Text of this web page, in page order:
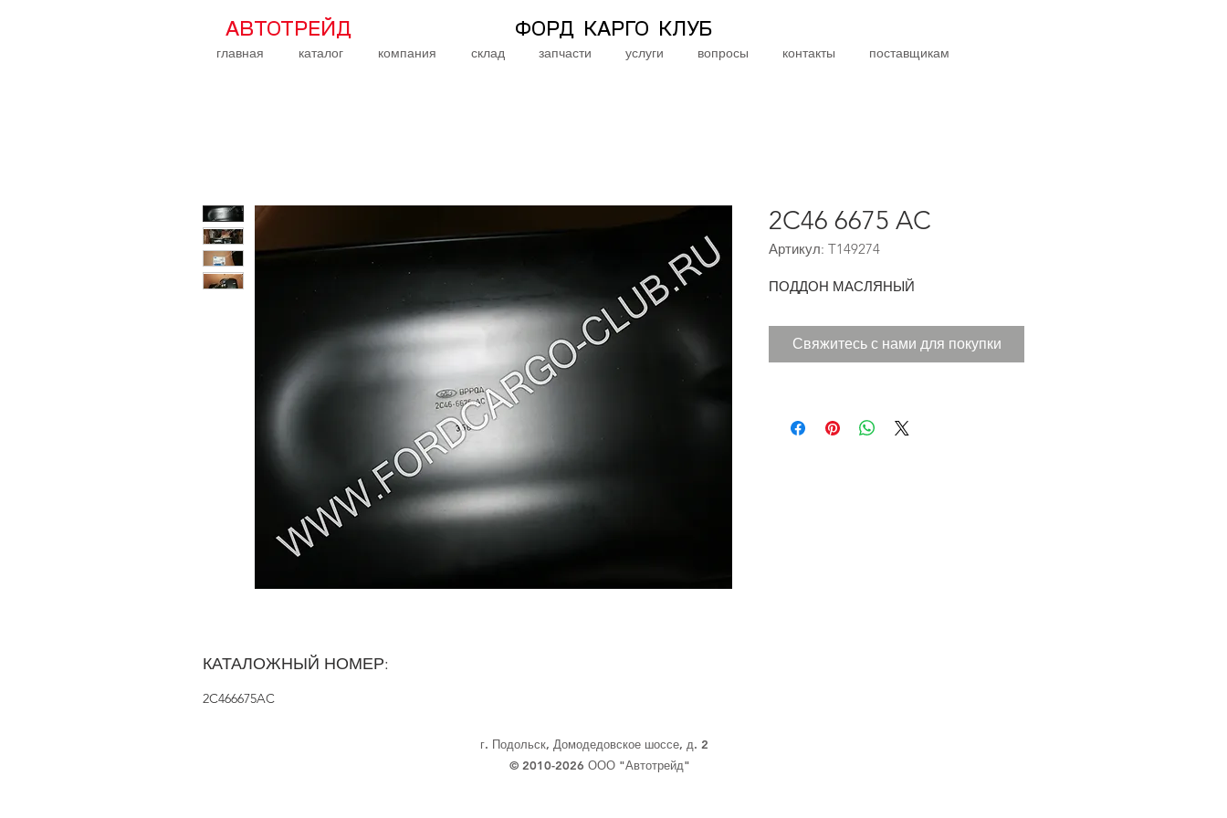
АВТОТРЕЙД ФОРД КАРГО КЛУБ
главная каталог компания склад запчасти услуги вопросы контакты поставщикам
2C46 6675 AC
Артикул: T149274
ПОДДОН МАСЛЯНЫЙ
Свяжитесь с нами для покупки
КАТАЛОЖНЫЙ НОМЕР:
2C466675AC
г. Подольск, Домодедовское шоссе, д. 2
© 2010-2026 ООО "Автотрейд"